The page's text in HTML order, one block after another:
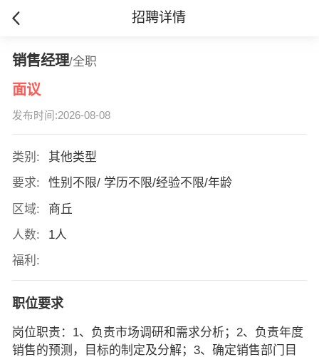
招聘详情
销售经理/全职
面议
发布时间:2026-08-08
类别:
其他类型
要求:
性别不限/ 学历不限/经验不限/年龄
区域:
商丘
人数:
1人
福利:
职位要求
岗位职责：1、负责市场调研和需求分析；2、负责年度
销售的预测，目标的制定及分解；3、确定销售部门目